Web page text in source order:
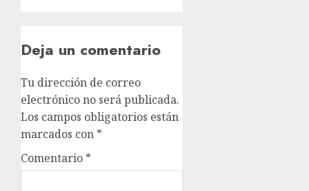
Deja un comentario
Tu dirección de correo
electrónico no será publicada.
Los campos obligatorios están
marcados con *
Comentario *